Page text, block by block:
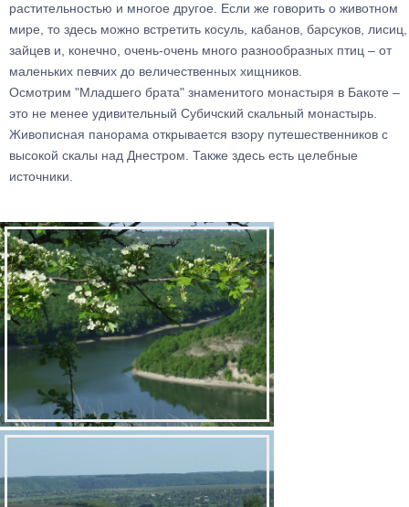
растительностью и многое другое. Если же говорить о животном
мире, то здесь можно встретить косуль, кабанов, барсуков, лисиц,
зайцев и, конечно, очень-очень много разнообразных птиц – от
маленьких певчих до величественных хищников.
Осмотрим "Младшего брата" знаменитого монастыря в Бакоте –
это не менее удивительный Субичский скальный монастырь.
Живописная панорама открывается взору путешественников с
высокой скалы над Днестром. Также здесь есть целебные
источники.